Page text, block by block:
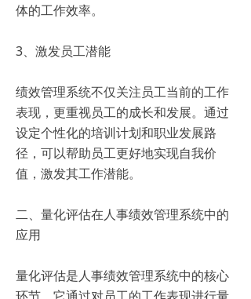
体的工作效率。
3、激发员工潜能
绩效管理系统不仅关注员工当前的工作
表现，更重视员工的成长和发展。通过
设定个性化的培训计划和职业发展路
径，可以帮助员工更好地实现自我价
值，激发其工作潜能。
二、量化评估在人事绩效管理系统中的
应用
量化评估是人事绩效管理系统中的核心
环节，它通过对员工的工作表现进行量